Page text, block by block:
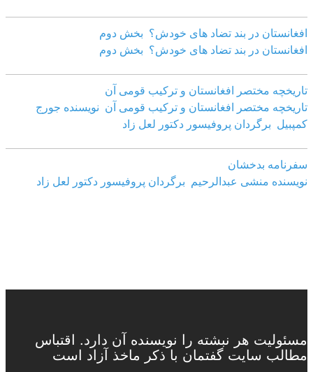
افغانستان در بند تضاد های خودش؟ بخش دوم
افغانستان در بند تضاد های خودش؟ بخش دوم
تاریخچه مختصر افغانستان و ترکیب قومی آن
تاریخچه مختصر افغانستان و ترکیب قومی آن نویسنده جورج
کمپبیل برگردان پروفیسور دکتور لعل زاد
سفرنامه بدخشان
نویسنده منشی عبدالرحیم برگردان پروفیسور دکتور لعل زاد
مسئولیت هر نبشته را نویسنده آن دارد. اقتباس
مطالب سایت گفتمان با ذکر ماخذ آزاد است